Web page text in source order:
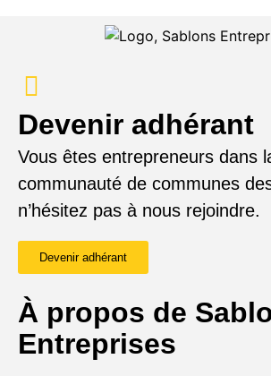
À propos de
Entreprises
Devenir adhérant
Vous êtes entrepreneurs dans
communauté de communes
n’hésitez pas à nous rejoindre.
Devenir adhérant